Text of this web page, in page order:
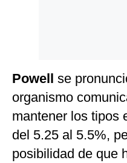
Powell se
organismo
mantener los tipos
del 5.25 al 5.5%,
posibilidad de que